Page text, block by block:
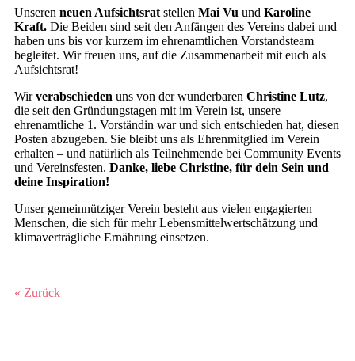
Unseren neuen Aufsichtsrat stellen Mai Vu und Karoline
Kraft. Die Beiden sind seit den Anfängen des Vereins dabei und
haben uns bis vor kurzem im ehrenamtlichen Vorstandsteam
begleitet. Wir freuen uns, auf die Zusammenarbeit mit euch als
Aufsichtsrat!
Wirverabschieden uns von der wunderbaren Christine Lutz,
die seit den Gründungstagen mit im Verein ist, unsere
ehrenamtliche 1. Vorständin war und sich entschieden hat, diesen
Posten abzugeben. Sie bleibt uns als Ehrenmitglied im Verein
erhalten – und natürlich als Teilnehmende bei Community Events
und Vereinsfesten. Danke, liebe Christine, für dein Sein und
deine Inspiration!
Unser gemeinnütziger Verein besteht aus vielen engagierten
Menschen, die sich für mehr Lebensmittelwertschätzung und
klimaverträgliche Ernährung einsetzen.
« Zurück